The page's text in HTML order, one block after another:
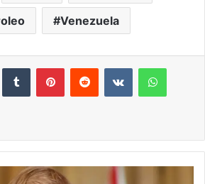
Venezuela
Tumblr PinterestReddit VKontakte